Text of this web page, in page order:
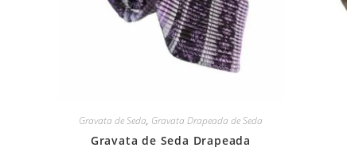
Gravata de Seda, Gravata Drapeada de Seda
Gravata de Seda Drapeada